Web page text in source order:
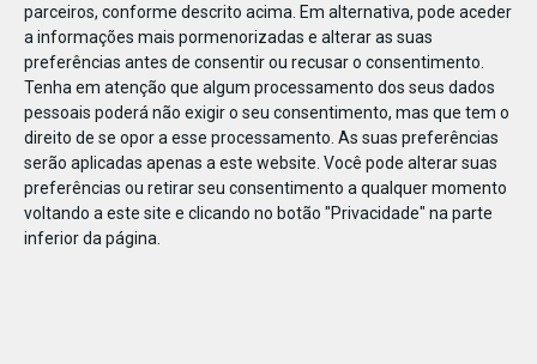
parceiros, conforme descrito acima. Em alternativa, pode aceder
a informações mais pormenorizadas e alterar as suas
preferências antes de consentir ou recusar o consentimento.
Tenha em atenção que algum processamento dos seus dados
pessoais poderá não exigir o seu consentimento, mas que tem o
direito de se opor a esse processamento. As suas preferências
serão aplicadas apenas a este website. Você pode alterar suas
preferências ou retirar seu consentimento a qualquer momento
voltando a este site e clicando no botão "Privacidade" na parte
inferior da página.
797881728328219